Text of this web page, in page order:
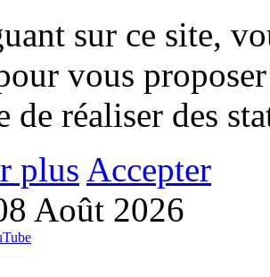
sur ce site,
vous
de réaliser des
plus Accepter
Août 2026